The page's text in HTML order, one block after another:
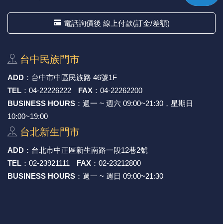
電話詢價後 線上付款(訂金/差額)
台中⺠族⾨市
ADD ： 台中市中區⺠族路 46號1F
TEL ： 04-22226222 FAX ： 04-22262200
BUSINESS HOURS ：週一 ~ 週六 09:00~21:30，星期日
10:00~19:00
台北新⽣⾨市
ADD ： 台北市中正區新⽣南路⼀段12巷2號
TEL ： 02-23921111 FAX ： 02-23212800
BUSINESS HOURS ：週一 ~ 週日 09:00~21:30